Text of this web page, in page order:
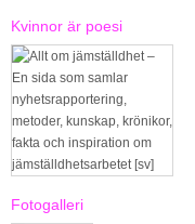
Kvinnor är poesi
Fotogalleri